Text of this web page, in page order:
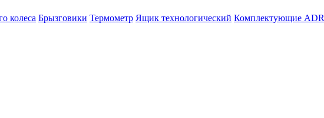
колеса Брызговики Термометр Ящик технологический Комплектующие ADR